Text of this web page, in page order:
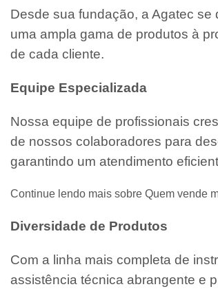
Desde sua fundação, a Agatec
uma ampla gama de produtos à
de cada cliente.
Equipe Especializada
Nossa equipe de profissionais
de nossos colaboradores para
garantindo um atendimento
Continue lendo mais sobre Quem vende
Diversidade de Produtos
Com a linha mais completa de
assistência técnica abrangente e